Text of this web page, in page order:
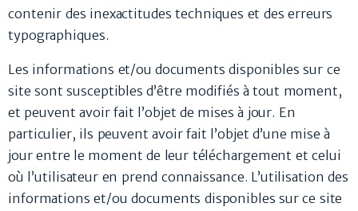
contenir des inexactitudes techniques et des erreurs
typographiques.
Les informations et/ou documents disponibles sur ce
site sont susceptibles d’être modifiés à tout moment,
et peuvent avoir fait l’objet de mises à jour. En
particulier, ils peuvent avoir fait l’objet d’une mise à
jour entre le moment de leur téléchargement et celui
où l’utilisateur en prend connaissance. L’utilisation des
informations et/ou documents disponibles sur ce site